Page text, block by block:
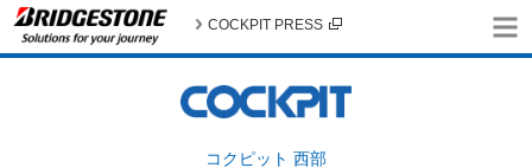
コクピット 西部
COCKPIT PRESS